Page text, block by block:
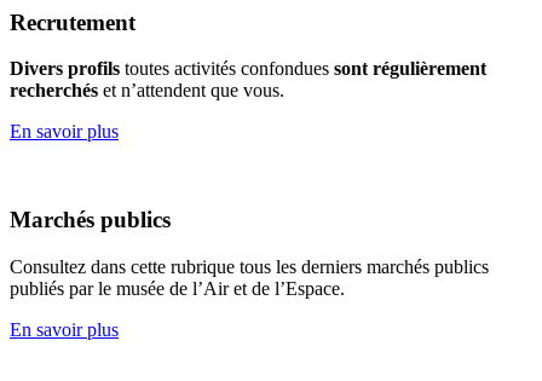
Recrutement
Divers profils toutes activités confondues sont régulièrement
recherchés et n’attendent que vous.
En savoir plus
Marchés publics
Consultez dans cette rubrique tous les derniers marchés publics
publiés par le musée de l’Air et de l’Espace.
En savoir plus